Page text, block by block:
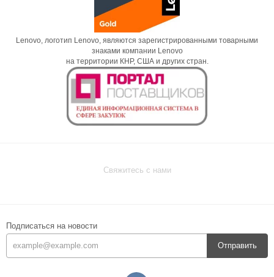
Lenovo, логотип Lenovo, являются зарегистрированными товарными
знаками компании Lenovo
на территории КНР, США и других стран.
Свяжитесь с нами
Подписаться на новости
Отправить